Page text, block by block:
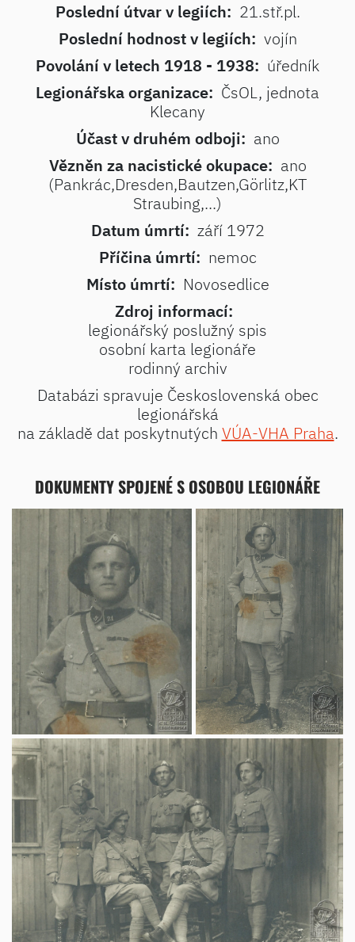
Poslední útvar v legiích: 21.stř.pl.
Poslední hodnost v legiích: vojín
Povolání v letech 1918 - 1938: úředník
Legionářska organizace: ČsOL, jednota
Klecany
Účast v druhém odboji: ano
Vězněn za nacistické okupace: ano
(Pankrác,Dresden,Bautzen,Görlitz,KT
Straubing,...)
Datum úmrtí: září 1972
Příčina úmrtí: nemoc
Místo úmrtí: Novosedlice
Zdroj informací:
legionářský poslužný spis
osobní karta legionáře
rodinný archiv
Databázi spravuje Československá obec
legionářská
na základě dat poskytnutých VÚA-VHA Praha.
DOKUMENTY SPOJENÉ S OSOBOU LEGIONÁŘE